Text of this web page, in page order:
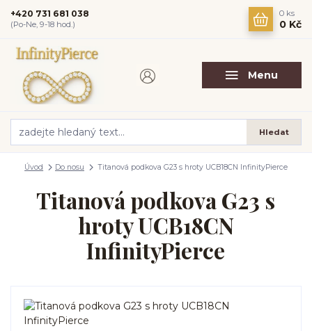
Menu
Hledat
+420 731 681 038
(Po-Ne, 9-18 hod.)
0 ks
0 Kč
Úvod Do nosu Titanová podkova G23 s hroty UCB18CN InfinityPierce
Titanová podkova G23 s
hroty UCB18CN
InfinityPierce